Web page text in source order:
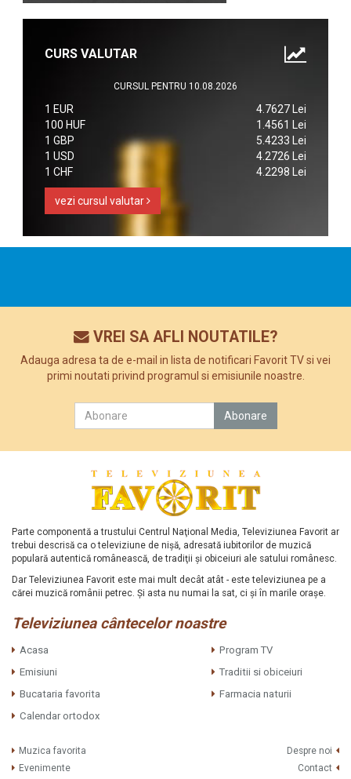
CURS VALUTAR
CURSUL PENTRU 10.08.2026
1 EUR
4.7627 Lei
100 HUF
1.4561 Lei
1 GBP
5.4233 Lei
1 USD
4.2726 Lei
1 CHF
4.2298 Lei
vezi cursul valutar
VREI SA AFLI NOUTATILE?
Adauga adresa ta de e-mail in lista de notificari Favorit TV si vei
primi noutati privind programul si emisiunile noastre.
Parte componentă a trustului Centrul Naţional Media, Televiziunea Favorit ar
trebui descrisă ca o televiziune de nişă, adresată iubitorilor de muzică
populară autentică românească, de tradiţii şi obiceiuri ale satului românesc.
Dar Televiziunea Favorit este mai mult decât atât - este televiziunea pe a
cărei muzică românii petrec. Şi asta nu numai la sat, ci şi în marile oraşe.
Televiziunea cântecelor noastre
Acasa
Program TV
Emisiuni
Traditii si obiceiuri
Bucataria favorita
Farmacia naturii
Calendar ortodox
Muzica favorita
Evenimente
Despre noi
Contact